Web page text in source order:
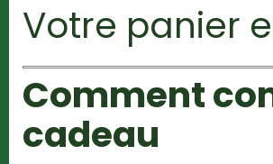
Votre panier
Comment
cadeau